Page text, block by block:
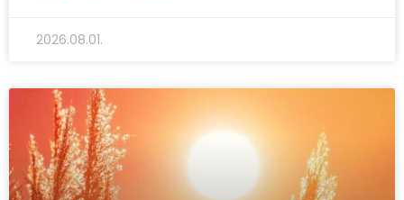
2026.08.01.